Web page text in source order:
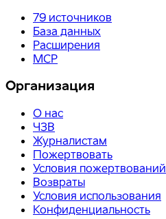
79 источников
База данных
Расширения
MCP
Организация
О нас
ЧЗВ
Журналистам
Пожертвовать
Условия пожертвований
Возвраты
Условия использования
Конфиденциальность